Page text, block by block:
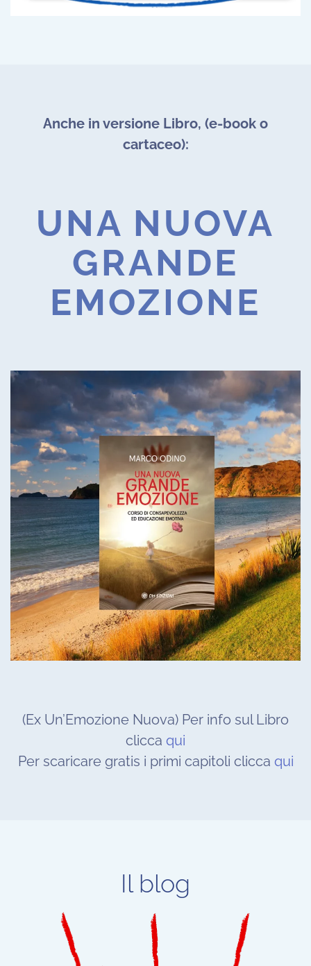
Anche in versione Libro, (e-book o
cartaceo):
UNA NUOVA
GRANDE
EMOZIONE
(Ex Un’Emozione Nuova) Per info sul Libro
clicca qui
Per scaricare gratis i primi capitoli clicca qui
Il blog